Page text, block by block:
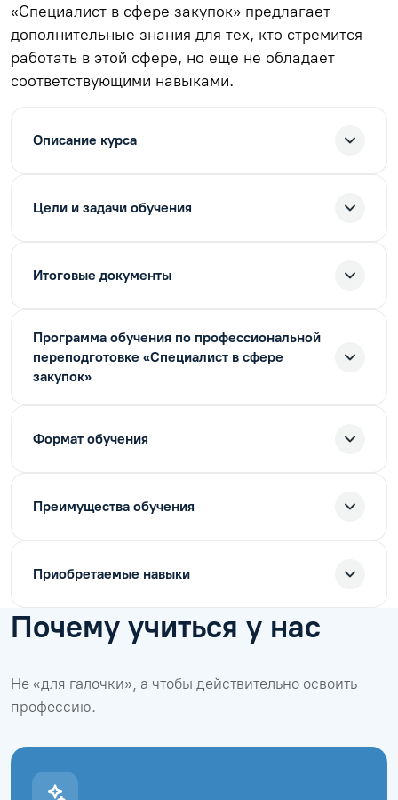
«Специалист в сфере закупок» предлагает
дополнительные знания для тех, кто стремится
работать в этой сфере, но еще не обладает
соответствующими навыками.
Описание курса
Цели и задачи обучения
Итоговые документы
Программа обучения по профессиональной
переподготовке «Специалист в сфере
закупок»
Формат обучения
Преимущества обучения
Приобретаемые навыки
Почему учиться у нас
Не «для галочки», а чтобы действительно освоить
профессию.